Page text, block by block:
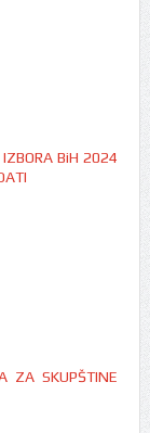
BiH 2024
ZA SKUPŠTINE